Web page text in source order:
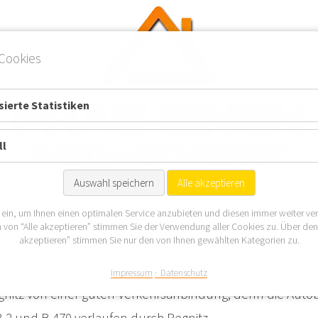
im Landkreis Bayreuth. Sie ist für die WEG
größte Stadt des Landkreises ist. Pegnitz hat für
Immobiliensektor mit gut 14.000 Bewohnern. Dazu
von einer guten Verkehrsanbindung, denn die
Statistiken
Auswahl speichern Alle akzeptieren
um Ihnen einen optimalen Service anzubieten und diesen immer weiter
“Alle akzeptieren” stimmen Sie der Verwendung aller Cookies zu. Über
akzeptieren” stimmen Sie nur den von Ihnen gewählten Kategorien zu.
Impressum Datenschutz